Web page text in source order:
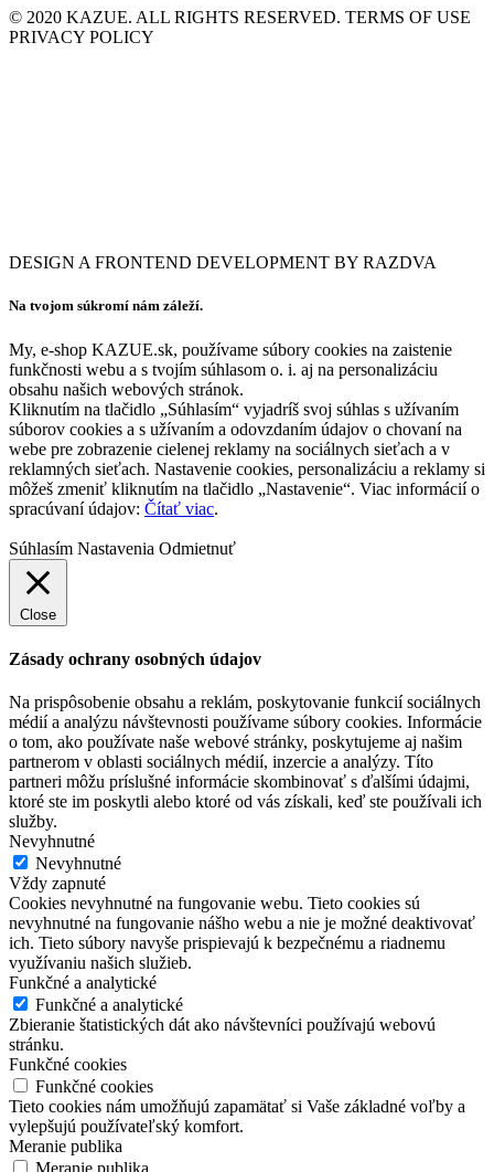
© 2020 KAZUE. ALL RIGHTS RESERVED. TERMS OF USE
PRIVACY POLICY
DESIGN A FRONTEND DEVELOPMENT BY RAZDVA
Na tvojom súkromí nám záleží.
My, e-shop KAZUE.sk, používame súbory cookies na zaistenie
funkčnosti webu a s tvojím súhlasom o. i. aj na personalizáciu
obsahu našich webových stránok.
Kliknutím na tlačidlo „Súhlasím“ vyjadríš svoj súhlas s užívaním
súborov cookies a s užívaním a odovzdaním údajov o chovaní na
webe pre zobrazenie cielenej reklamy na sociálnych sieťach a v
reklamných sieťach. Nastavenie cookies, personalizáciu a reklamy si
môžeš zmeniť kliknutím na tlačidlo „Nastavenie“. Viac informácií o
spracúvaní údajov: Čítať viac.
Súhlasím Nastavenia Odmietnuť
Close
Zásady ochrany osobných údajov
Na prispôsobenie obsahu a reklám, poskytovanie funkcií sociálnych
médií a analýzu návštevnosti používame súbory cookies. Informácie
o tom, ako používate naše webové stránky, poskytujeme aj našim
partnerom v oblasti sociálnych médií, inzercie a analýzy. Títo
partneri môžu príslušné informácie skombinovať s ďalšími údajmi,
ktoré ste im poskytli alebo ktoré od vás získali, keď ste používali ich
služby.
Nevyhnutné
Nevyhnutné
Vždy zapnuté
Cookies nevyhnutné na fungovanie webu. Tieto cookies sú
nevyhnutné na fungovanie nášho webu a nie je možné deaktivovať
ich. Tieto súbory navyše prispievajú k bezpečnému a riadnemu
využívaniu našich služieb.
Funkčné a analytické
Funkčné a analytické
Zbieranie štatistických dát ako návštevníci používajú webovú
stránku.
Funkčné cookies
Funkčné cookies
Tieto cookies nám umožňujú zapamätať si Vaše základné voľby a
vylepšujú používateľský komfort.
Meranie publika